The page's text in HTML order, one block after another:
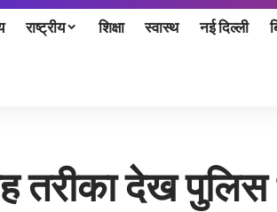
राष्ट्रीय शिक्षा स्वास्थ नई दिल्ली
तरीका देख पुलिस